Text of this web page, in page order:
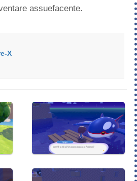
assuefacente.
X